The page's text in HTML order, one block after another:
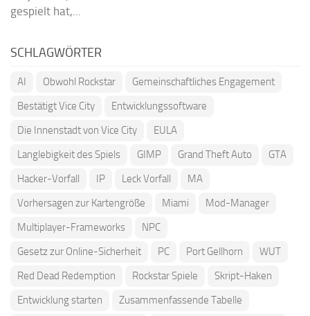
gespielt hat,...
SCHLAGWÖRTER
AI Obwohl Rockstar
Gemeinschaftliches Engagement
Bestätigt Vice City
Entwicklungssoftware
Die Innenstadt von Vice City
EULA
Langlebigkeit des Spiels
GIMP Grand Theft Auto
GTA
Hacker-Vorfall
IP Leck Vorfall
MA
Vorhersagen zur Kartengröße
Miami
Mod-Manager
Multiplayer-Frameworks
NPC
Gesetz zur Online-Sicherheit
PC Port Gellhorn
WUT
Red Dead Redemption
Rockstar Spiele
Skript-Haken
Entwicklung starten
Zusammenfassende Tabelle